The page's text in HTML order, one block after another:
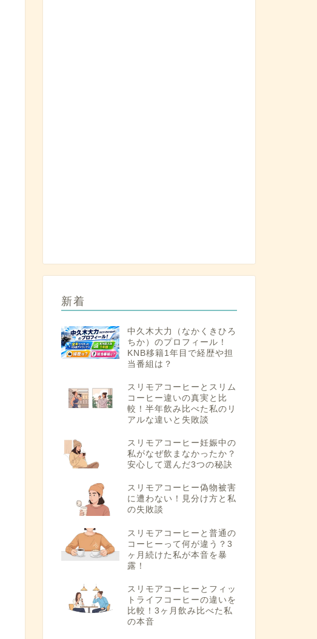
新着
中久木大力（なかくきひろ
ちか）のプロフィール！
KNB移籍1年目で経歴や担
当番組は？
スリモアコーヒーとスリム
コーヒー違いの真実と比
較！半年飲み比べた私のリ
アルな違いと失敗談
スリモアコーヒー妊娠中の
私がなぜ飲まなかったか？
安心して選んだ3つの秘訣
スリモアコーヒー偽物被害
に遭わない！見分け方と私
の失敗談
スリモアコーヒーと普通の
コーヒーって何が違う？3
ヶ月続けた私が本音を暴
露！
スリモアコーヒーとフィッ
トライフコーヒーの違いを
比較！3ヶ月飲み比べた私
の本音